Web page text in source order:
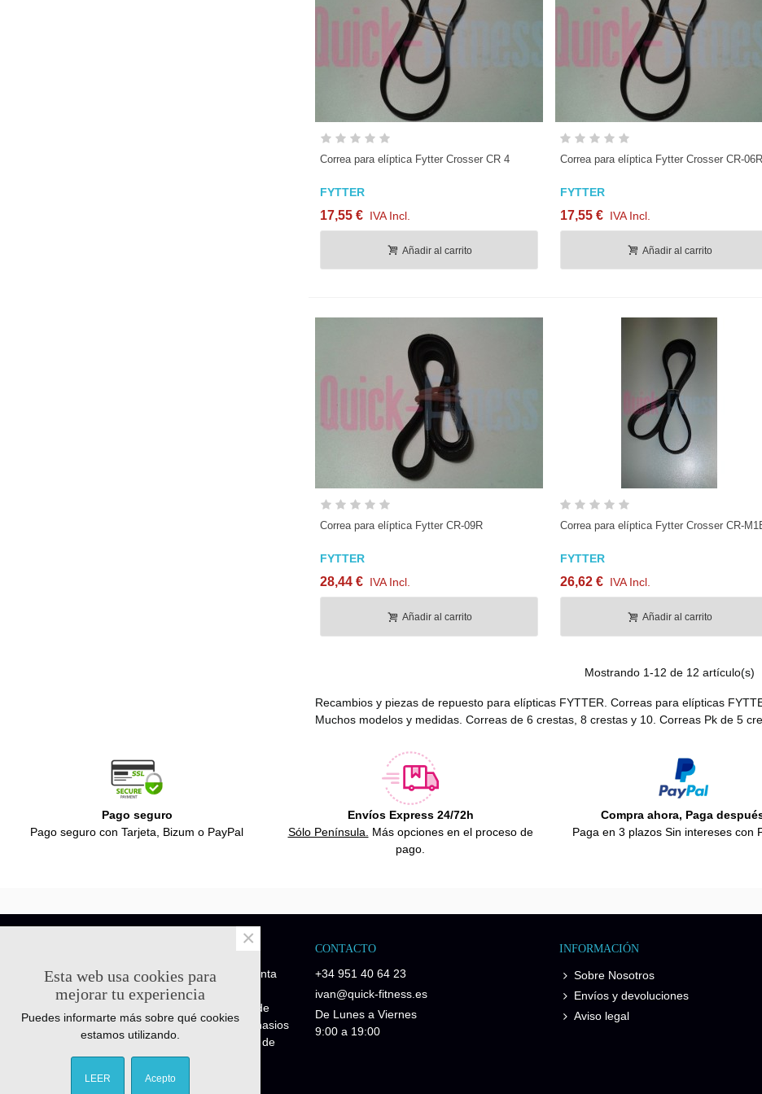
Correa para elíptica Fytter Crosser CR 4
FYTTER
17,55 € IVA Incl.
Añadir al carrito
Correa para elíptica Fytter Crosser CR-06R
FYTTER
17,55 € IVA Incl.
Añadir al carrito
Correa para elíptica Fytter CR-09R
FYTTER
28,44 € IVA Incl.
Añadir al carrito
Correa para elíptica Fytter Crosser CR-
FYTTER
26,62 € IVA Incl.
Añadir al carrito
Mostrando 1-12 de 12 artículo(s)
Recambios y piezas de repuesto para elípticas FYTTER. Correas para elípticas
Muchos modelos y medidas. Correas de 6 crestas, 8 crestas y 10. Correas Pk de 5
Pago seguro
Pago seguro con Tarjeta, Bizum o PayPal
Envíos Express 24/72h
Sólo Península. Más opciones en el proceso de
pago.
Compra ahora, Paga
Paga en 3 plazos Sin intereses con
Quick-Fitness es una empresa de venta
de recambios y repuestos fitness.
Disponemos de piezas de repuesto de
maquinaria profesional para los gimnasios
y piezas de repuesto para máquinas de
particulares Fitness Home.
CONTACTO
+34 951 40 64 23
ivan@quick-fitness.es
De Lunes a Viernes
9:00 a 19:00
INFORMACIÓN
Sobre Nosotros
Envíos y devoluciones
Aviso legal
Esta web usa cookies para
mejorar tu experiencia
Puedes informarte más sobre qué cookies
estamos utilizando.
LEER Acepto
×